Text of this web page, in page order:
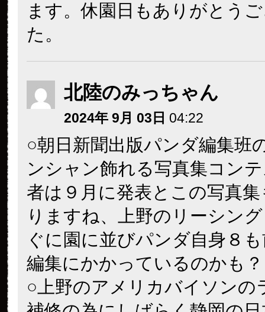
ます。休園日もありがとう
た。
北陸のみっちゃん
2024年 9月 03日 04:22
○朝日新聞出版パンダ編集班
ンシャン飾れる写真集コン
者は９月に発表とこの写真
りますね、上野のリーシン
ぐに園に並びパンダ自身８
編集にかかっているのかも？
○上野のアメリカバイソンの